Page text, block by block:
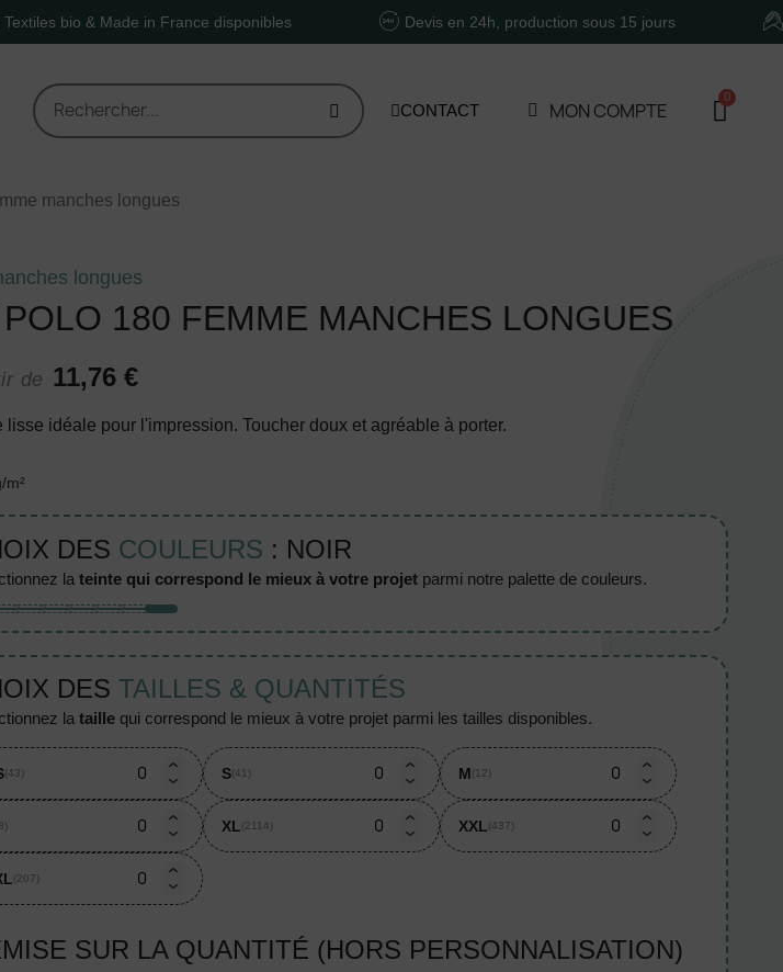
& Made in France disponibles Devis en 24h, production sous 15 jours Un
CONTACT MON COMPTE
manches longues
longues
180 FEMME MANCHES LONGUES
de 11,76 €
lisse idéale pour l'impression. Toucher doux et agréable à porter.
m²
DES COULEURS : NOIR
la teinte qui correspond le mieux à votre projetparmi notre palette de couleurs.
DES TAILLES & QUANTITÉS
la taillequi correspond le mieux à votre projet parmi les tailles disponibles.
(43) S(41) M(12)
XL(2114) XXL(437)
(207)
SUR LA QUANTITÉ (HORS PERSONNALISATION)